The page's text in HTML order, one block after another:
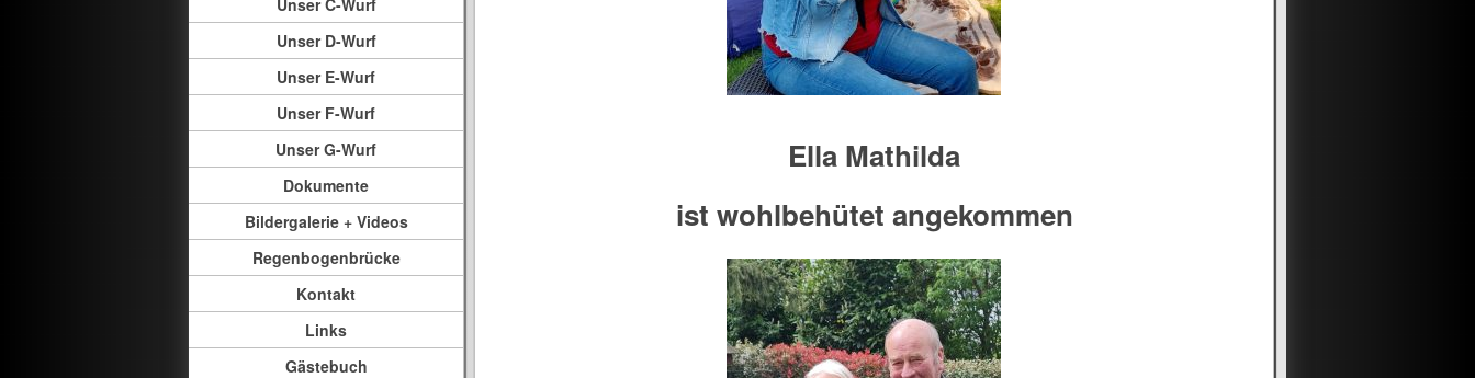
Unser D-Wurf
Unser E-Wurf
Unser F-Wurf
Unser G-Wurf
Dokumente
Bildergalerie + Videos
Regenbogenbrücke
Kontakt
Links
Gästebuch
Ella Mathilda
ist wohlbehütet angekommen